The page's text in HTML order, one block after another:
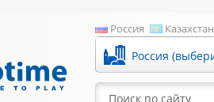
Россия Казахстан
Поиск по сайту